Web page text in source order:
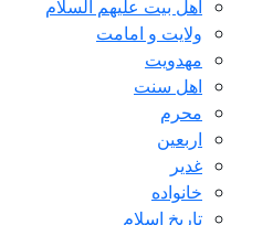
اهل بیت علیهم السلام
ولایت و امامت
مهدویت
اهل سنت
محرم
اربعین
غدیر
خانواده
تاریخ اسلام